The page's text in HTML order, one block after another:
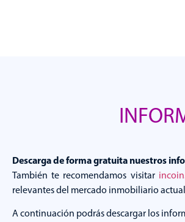
Descarga de forma gratuita nuestros
También te recomendamos visitar
relevantes del mercado inmobiliario
A continuación podrás descargar los